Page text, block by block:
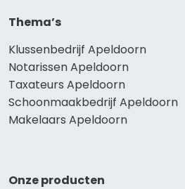
Thema’s
Klussenbedrijf Apeldoorn
Notarissen Apeldoorn
Taxateurs Apeldoorn
Schoonmaakbedrijf Apeldoorn
Makelaars Apeldoorn
Onze producten